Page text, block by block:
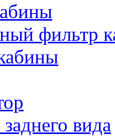
фильтр
вида